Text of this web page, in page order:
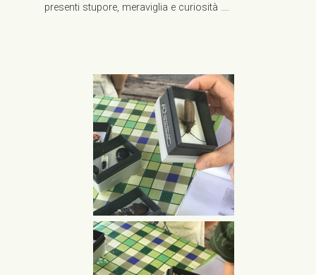
presenti stupore, meraviglia e curiosità ….